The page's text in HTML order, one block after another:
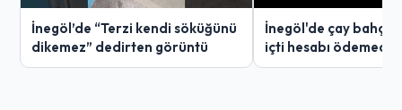
İnegöl’de “Terzi kendi söküğünü
dikemez” dedirten görüntü
İnegöl'de çay
içti hesabı ödemedi